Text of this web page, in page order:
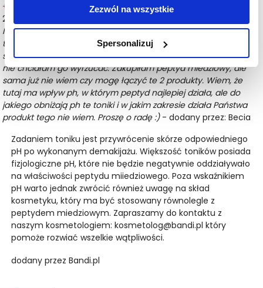
Zezwól na wszystkie
Spersonalizuj
+ skomentuj
2025-01-17
Mam pytanie skąd wiadomo z jakim tonikiem można stosować
ten peptyd miedziowy? Aktualnie posiadam tonik do cery
suchej i normalnej - Ziaja Aloes i mam go jeszcze sporo, więc
nie chciałam go wyrzucać. Zakupiłam peptyd miedziowy, ale
sama już nie wiem czy mogę łączyć te 2 produkty. Wiem, że
tutaj ma wpływ ph, w którym peptyd najlepiej działa, ale do
jakiego obniżają ph te toniki i w jakim zakresie działa Państwa
produkt tego nie wiem. Proszę o radę :)- dodany przez: Becia
Zadaniem toniku jest przywrócenie skórze odpowiedniego
pH po wykonanym demakijażu. Większość toników posiada
fizjologiczne pH, które nie będzie negatywnie oddziaływało
na właściwości peptydu miiedziowego. Poza wskaźnikiem
pH warto jednak zwrócić również uwagę na skład
kosmetyku, który ma być stosowany równolegle z
peptydem miedziowym. Zapraszamy do kontaktu z
naszym kosmetologiem:kosmetolog@bandi.pl który
pomoże rozwiać wszelkie wątpliwości.
dodany przez Bandi.pl